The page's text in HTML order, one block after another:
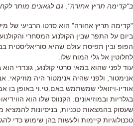
ב"קדימה תריץ אחורה". גם לגאונים מותר
"קדימה תריץ אחורה" הוא סרטו הרביעי של
ביום על התפר שבין הקולנוע המסחרי
הפופ ובין תפיסת עולם שהיא סוריאליסטית
לחלוטין אל גלי המוח שלו.
עוד לפני שהוא במאי סרטי קולנוע, גונדרי
אנימטור, ולפני שהיה אנימטור היה מוזיקאי.
בגלריות ובמוזיאונים. הקנווס שלו הוא
שעסוק בהמצאות טכניות, בניסיונות להמציא
טכנולוגיות קיימות ולעשות בהן שימוש כדי